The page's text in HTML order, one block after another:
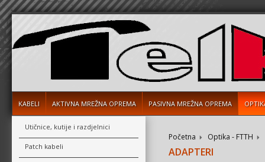
KABELI AKTIVNA MREŽNA OPREMA PASIVNA MREŽNA OPREMA
Utičnice, kutije i razdjelnici
Patch kabeli
Početna Optika - FTTH
ADAPTERI